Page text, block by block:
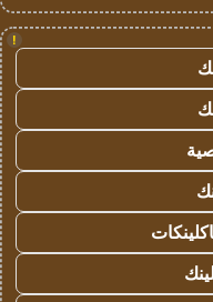
!